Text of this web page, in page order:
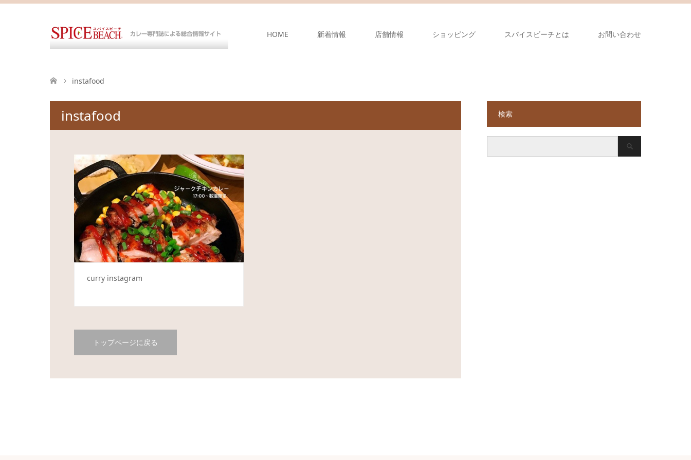
HOME 新着情報 店舗情報 ショッピング スパイスビーチとは お問い合わせ
instafood
instafood
curry instagram
トップページに戻る
検索